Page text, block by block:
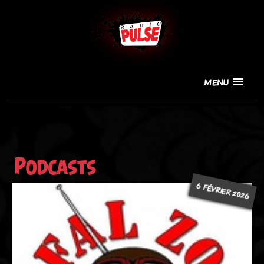
MENU
Podcasts
6 FÉVRIER 2026